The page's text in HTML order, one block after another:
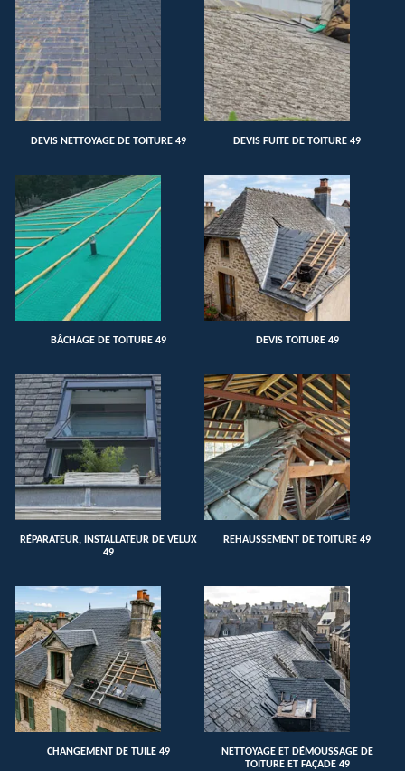
DEVIS NETTOYAGE DE TOITURE 49 DEVIS FUITE DE TOITURE 49
BÂCHAGE DE TOITURE 49 DEVIS TOITURE 49
RÉPARATEUR, INSTALLATEUR DE VELUX
49
REHAUSSEMENT DE TOITURE 49
CHANGEMENT DE TUILE 49
NETTOYAGE ET DÉMOUSSAGE DE
TOITURE ET FAÇADE 49